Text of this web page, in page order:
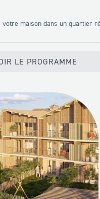
votre maison dans un quartier
LE PROGRAMME